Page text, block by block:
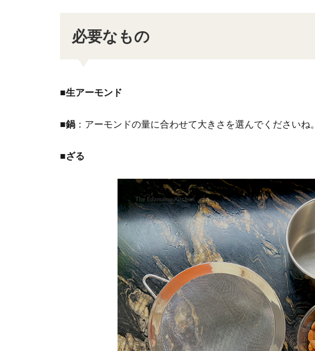
必要なもの
■生アーモンド
■鍋 ：アーモンドの量に合わせて大きさを選んでくださいね。
■ざる